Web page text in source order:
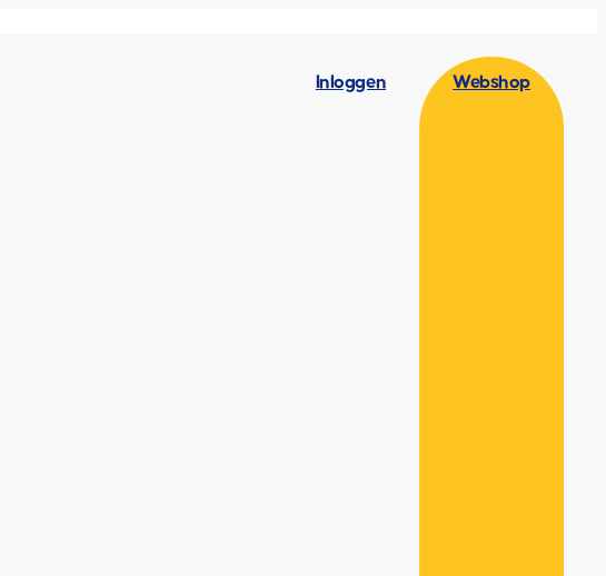
Inloggen Webshop